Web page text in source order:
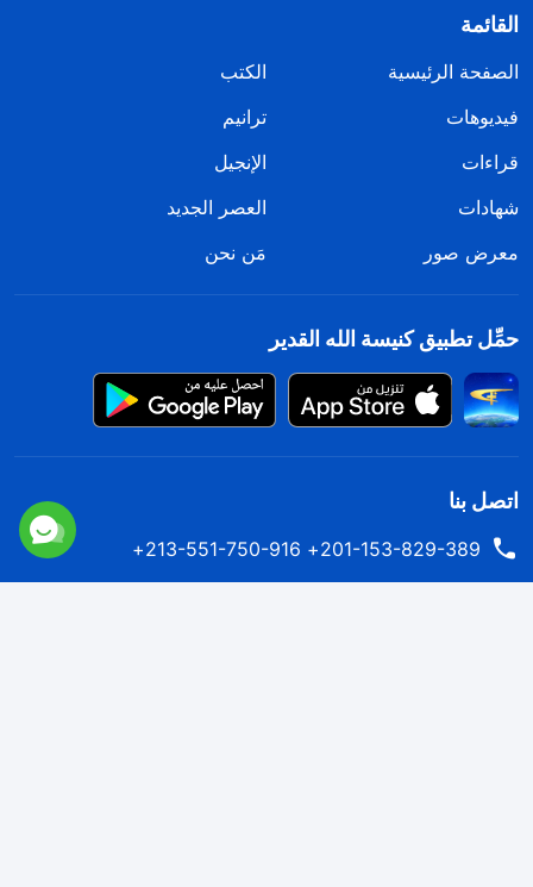
القائمة
الصفحة الرئيسية
الكتب
فيديوهات
ترانيم
قراءات
الإنجيل
شهادات
العصر الجديد
معرض صور
مَن نحن
حمِّل تطبيق كنيسة الله القدير
اتصل بنا
201-153-829-389+ 213-551-750-916+